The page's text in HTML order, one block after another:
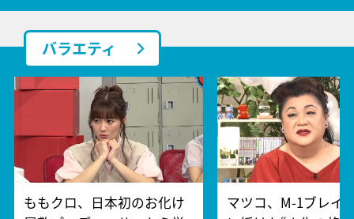
バラエティ
ももクロ、日本初のお化け
マツコ、M-1ブレイ